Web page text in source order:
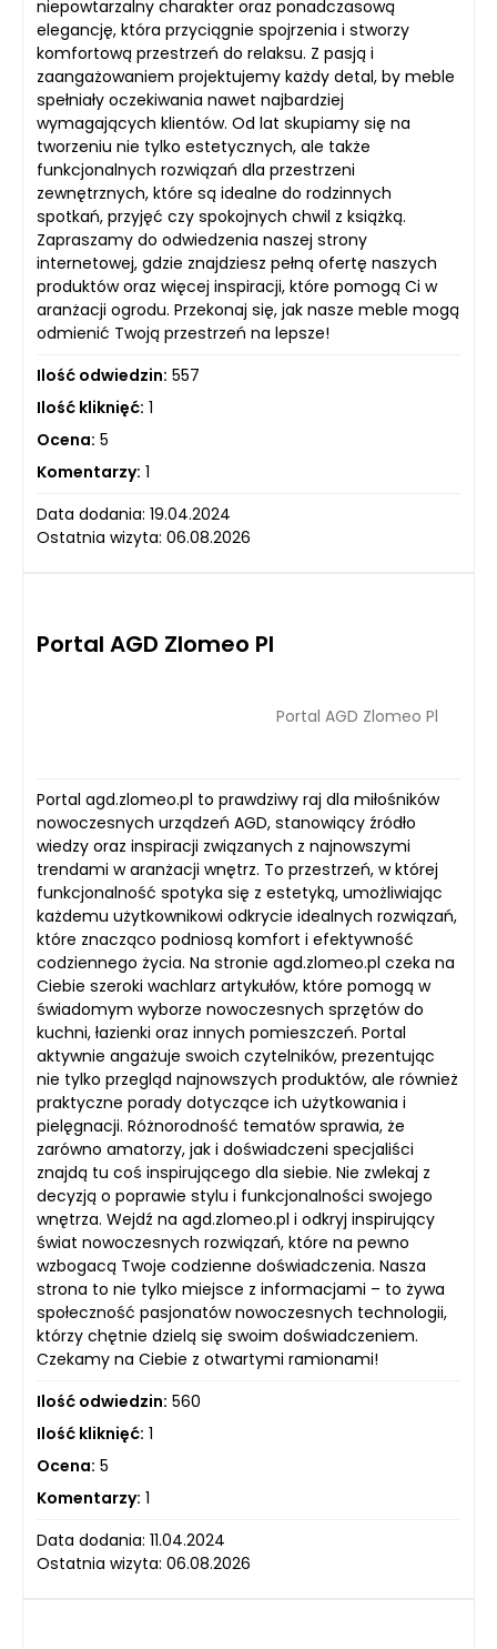
niepowtarzalny charakter oraz ponadczasową
elegancję, która przyciągnie spojrzenia i stworzy
komfortową przestrzeń do relaksu. Z pasją i
zaangażowaniem projektujemy każdy detal, by meble
spełniały oczekiwania nawet najbardziej
wymagających klientów. Od lat skupiamy się na
tworzeniu nie tylko estetycznych, ale także
funkcjonalnych rozwiązań dla przestrzeni
zewnętrznych, które są idealne do rodzinnych
spotkań, przyjęć czy spokojnych chwil z książką.
Zapraszamy do odwiedzenia naszej strony
internetowej, gdzie znajdziesz pełną ofertę naszych
produktów oraz więcej inspiracji, które pomogą Ci w
aranżacji ogrodu. Przekonaj się, jak nasze meble mogą
odmienić Twoją przestrzeń na lepsze!
Ilość odwiedzin: 557
Ilość kliknięć: 1
Ocena: 5
Komentarzy: 1
Data dodania: 19.04.2024
Ostatnia wizyta: 06.08.2026
Portal AGD Zlomeo Pl
Portal AGD Zlomeo Pl
Portal agd.zlomeo.pl to prawdziwy raj dla miłośników
nowoczesnych urządzeń AGD, stanowiący źródło
wiedzy oraz inspiracji związanych z najnowszymi
trendami w aranżacji wnętrz. To przestrzeń, w której
funkcjonalność spotyka się z estetyką, umożliwiając
każdemu użytkownikowi odkrycie idealnych rozwiązań,
które znacząco podniosą komfort i efektywność
codziennego życia. Na stronie agd.zlomeo.pl czeka na
Ciebie szeroki wachlarz artykułów, które pomogą w
świadomym wyborze nowoczesnych sprzętów do
kuchni, łazienki oraz innych pomieszczeń. Portal
aktywnie angażuje swoich czytelników, prezentując
nie tylko przegląd najnowszych produktów, ale również
praktyczne porady dotyczące ich użytkowania i
pielęgnacji. Różnorodność tematów sprawia, że
zarówno amatorzy, jak i doświadczeni specjaliści
znajdą tu coś inspirującego dla siebie. Nie zwlekaj z
decyzją o poprawie stylu i funkcjonalności swojego
wnętrza. Wejdź na agd.zlomeo.pl i odkryj inspirujący
świat nowoczesnych rozwiązań, które na pewno
wzbogacą Twoje codzienne doświadczenia. Nasza
strona to nie tylko miejsce z informacjami – to żywa
społeczność pasjonatów nowoczesnych technologii,
którzy chętnie dzielą się swoim doświadczeniem.
Czekamy na Ciebie z otwartymi ramionami!
Ilość odwiedzin: 560
Ilość kliknięć: 1
Ocena: 5
Komentarzy: 1
Data dodania: 11.04.2024
Ostatnia wizyta: 06.08.2026